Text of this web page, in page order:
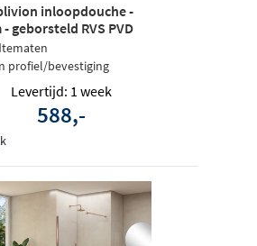
inloopdouche -
geborsteld RVS PVD
profiel/bevestiging
Levertijd: 1 week
588,-